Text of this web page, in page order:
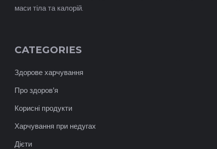
маси тіла та калорій.
CATEGORIES
Здорове харчування
Про здоров'я
Корисні продукти
Харчування при недугах
Дієти